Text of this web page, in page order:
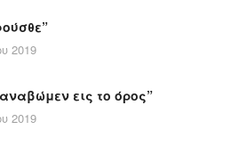
2019
εις το όρος”
2019